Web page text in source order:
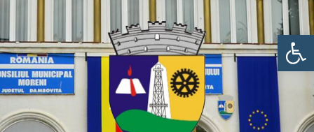
Deschide bara de unelte
sidebar
sidebar